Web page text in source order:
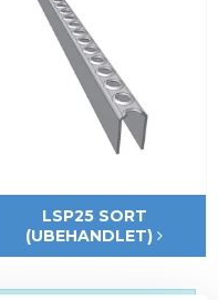
LSP25 SORT
(UBEHANDLET)